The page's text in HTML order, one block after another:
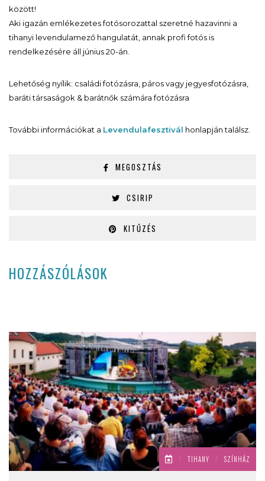
között!
Aki igazán emlékezetes fotósorozattal szeretné hazavinni a
tihanyi levendulamező hangulatát, annak profi fotós is
rendelkezésére áll június 20-án.
Lehetőség nyílik: családi fotózásra, páros vagy jegyesfotózásra,
baráti társaságok & barátnők számára fotózásra
További információkat a Levendulafesztivál honlapján találsz.
MEGOSZTÁS
CSIRIP
KITŰZÉS
HOZZÁSZÓLÁSOK
/ TIHANY / SZÍNHÁZ